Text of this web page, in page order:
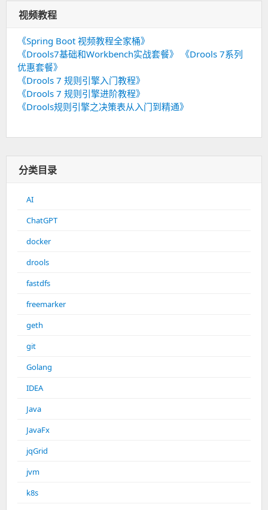
视频教程
《Spring Boot 视频教程全家桶》
《Drools7基础和Workbench实战套餐》
《Drools 7系列
优惠套餐》
《Drools 7 规则引擎入门教程》
《Drools 7 规则引擎进阶教程》
《Drools规则引擎之决策表从入门到精通》
分类目录
AI
ChatGPT
docker
drools
fastdfs
freemarker
geth
git
Golang
IDEA
Java
JavaFx
jqGrid
jvm
k8s